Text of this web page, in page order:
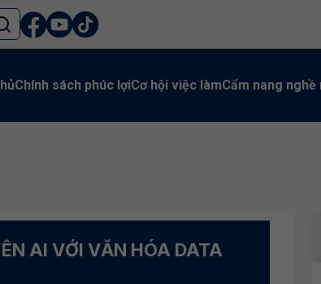
Chính sách phúc lợiCơ hội việc làmCẩm nang nghề
AI VỚI VĂN HÓA DATA